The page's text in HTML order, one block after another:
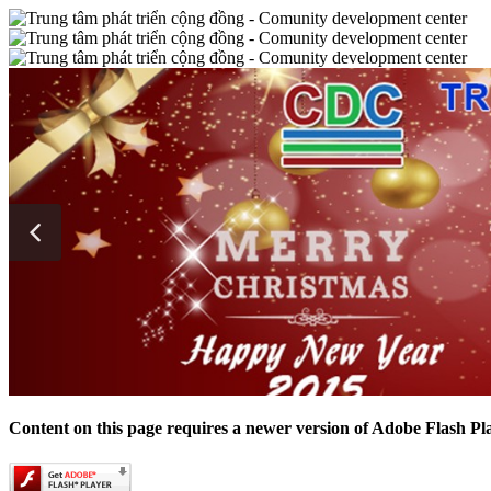
Content on this page requires a newer version of Adobe Flash